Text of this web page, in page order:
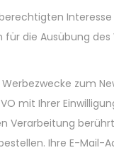
die Ausübung
zum
mit Ihrer
Ihre E-Mail-